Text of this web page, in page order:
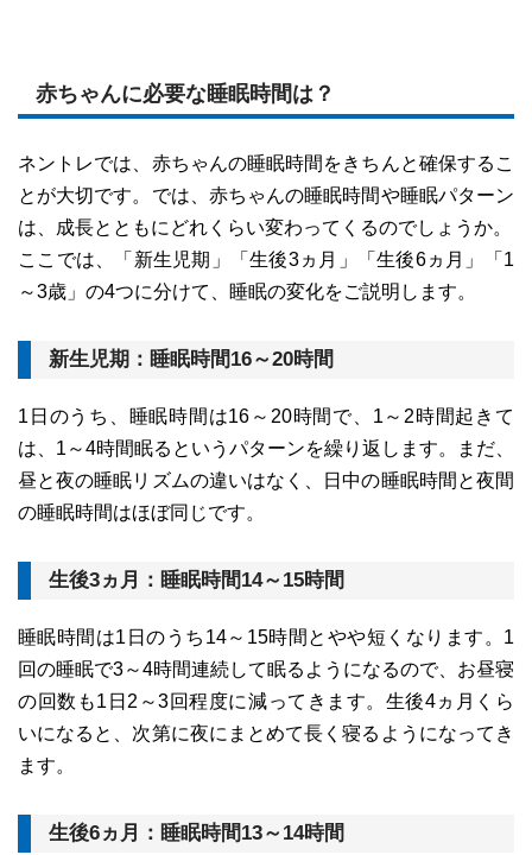
赤ちゃんに必要な睡眠時間は？
ネントレでは、赤ちゃんの睡眠時間をきちんと確保するこ
とが大切です。では、赤ちゃんの睡眠時間や睡眠パターン
は、成長とともにどれくらい変わってくるのでしょうか。
ここでは、「新生児期」「生後3ヵ月」「生後6ヵ月」「1
～3歳」の4つに分けて、睡眠の変化をご説明します。
新生児期：睡眠時間16～20時間
1日のうち、睡眠時間は16～20時間で、1～2時間起きて
は、1～4時間眠るというパターンを繰り返します。まだ、
昼と夜の睡眠リズムの違いはなく、日中の睡眠時間と夜間
の睡眠時間はほぼ同じです。
生後3ヵ月：睡眠時間14～15時間
睡眠時間は1日のうち14～15時間とやや短くなります。1
回の睡眠で3～4時間連続して眠るようになるので、お昼寝
の回数も1日2～3回程度に減ってきます。生後4ヵ月くら
いになると、次第に夜にまとめて長く寝るようになってき
ます。
生後6ヵ月：睡眠時間13～14時間